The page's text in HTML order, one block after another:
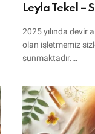
Leyla Tekel –
2025 yılında devir
olan işletmemiz
sunmaktadır.…